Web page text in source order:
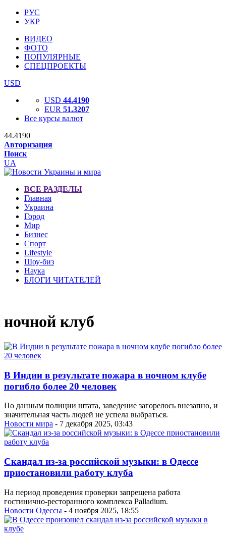
РУС
УКР
ВИДЕО
ФОТО
ПОПУЛЯРНЫЕ
СПЕЦПРОЕКТЫ
USD
USD 44.4190
EUR 51.3207
Все курсы валют
44.4190
Авторизация
Поиск
UA
ВСЕ РАЗДЕЛЫ
Главная
Украина
Город
Мир
Бизнес
Спорт
Lifestyle
Шоу-биз
Наука
БЛОГИ ЧИТАТЕЛЕЙ
ночной клуб
В Индии в результате пожара в ночном клубе
погибло более 20 человек
По данным полиции штата, заведение загорелось внезапно, и
значительная часть людей не успела выбраться.
Новости мира - 7 декабря 2025, 03:43
Скандал из-за российской музыки: в Одессе
приостановили работу клуба
На период проведения проверки запрещена работа
гостинично-ресторанного комплекса Palladium.
Новости Одессы - 4 ноября 2025, 18:55